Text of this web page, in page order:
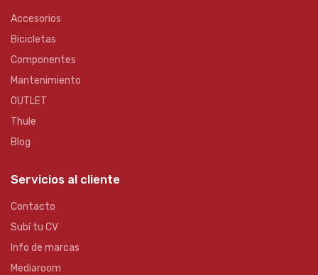
Accesorios
Bicicletas
Componentes
Mantenimiento
OUTLET
Thule
Blog
Servicios al cliente
Contacto
Subí tu CV
Info de marcas
Mediaroom